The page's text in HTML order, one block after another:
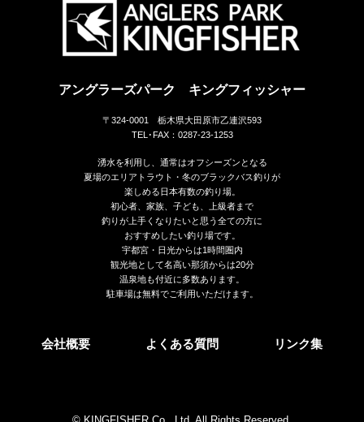
アングラーズパーク キングフィッシャー
〒324-0001 栃木県大田原市乙連沢593
TEL･FAX：0287-23-1253
湧水を利用し、通常はオフシーズンとなる
夏場のエリアトラウト・冬のブラックバス釣りが
楽しめる日本有数の釣り場。
初心者、家族、子ども、上級者まで
釣りが上手くなりたいと思う全ての方に
おすすめしたい釣り場です。
宇都宮・日光からは1時間圏内
観光地として名高い那須からは20分
温泉地も付近に多数あります。
駐車場は無料でご利用いただけます。
会社概要 よくある質問 リンク集
© KINGFISHER Co., Ltd. All Rights Reserved.